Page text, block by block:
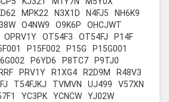
MPK22 N3X1D N4FJ5
NH6K9
O4NW9 O9K6P
OHCJWT
OPRV1Y OT54F3 OT54FJ
P14F
P15F002 P15G
P15G001
P6YD6 P8TC7
P9TJ0
PRV1Y R1XG4 R2D9M
R48V3
T54FJKJ TVMVN UJ499
V57XN
YC3PK YCNCW
YJ02W